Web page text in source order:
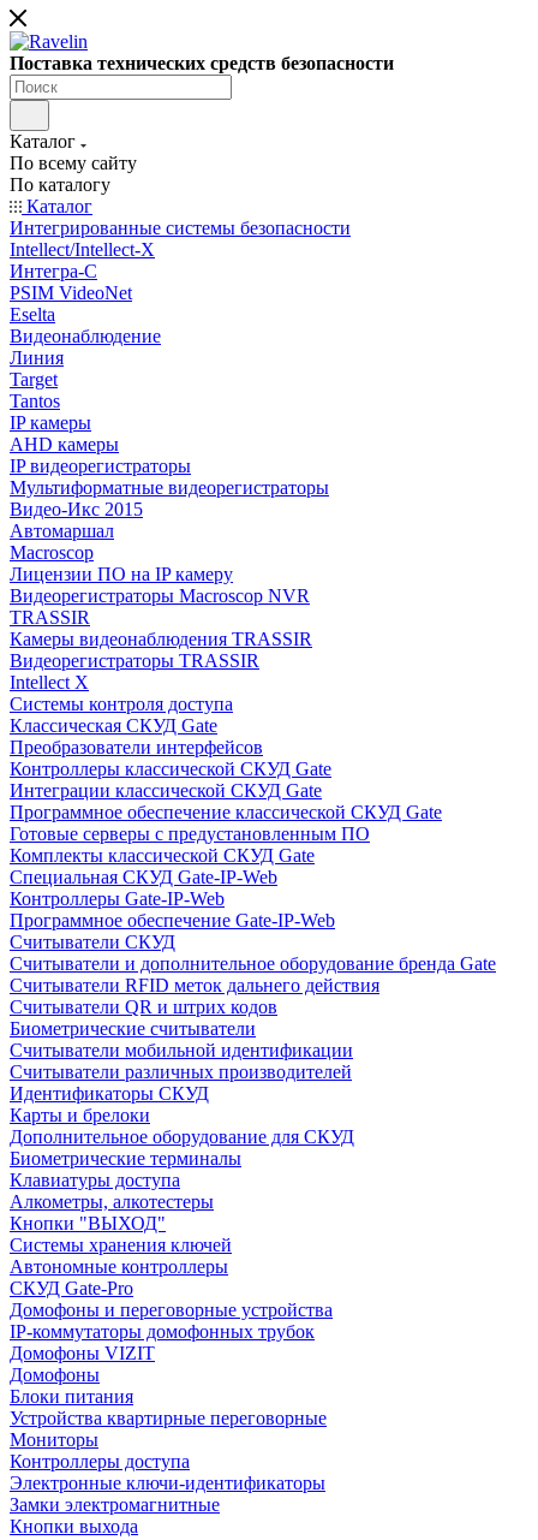
Поставка технических средств безопасности
Каталог
По всему сайту
По каталогу
Каталог
Интегрированные системы безопасности
Intellect/Intellect-X
Интегра-С
PSIM VideoNet
Eselta
Видеонаблюдение
Линия
Target
Tantos
IP камеры
AHD камеры
IP видеорегистраторы
Мультиформатные видеорегистраторы
Видео-Икс 2015
Автомаршал
Macroscop
Лицензии ПО на IP камеру
Видеорегистраторы Macroscop NVR
TRASSIR
Камеры видеонаблюдения TRASSIR
Видеорегистраторы TRASSIR
Intellect X
Системы контроля доступа
Классическая СКУД Gate
Преобразователи интерфейсов
Контроллеры классической СКУД Gate
Интеграции классической СКУД Gate
Программное обеспечение классической СКУД Gate
Готовые серверы с предустановленным ПО
Комплекты классической СКУД Gate
Специальная СКУД Gate-IP-Web
Контроллеры Gate-IP-Web
Программное обеспечение Gate-IP-Web
Считыватели СКУД
Считыватели и дополнительное оборудование бренда Gate
Считыватели RFID меток дальнего действия
Считыватели QR и штрих кодов
Биометрические считыватели
Считыватели мобильной идентификации
Считыватели различных производителей
Идентификаторы СКУД
Карты и брелоки
Дополнительное оборудование для СКУД
Биометрические терминалы
Клавиатуры доступа
Алкометры, алкотестеры
Кнопки "ВЫХОД"
Системы хранения ключей
Автономные контроллеры
СКУД Gate-Pro
Домофоны и переговорные устройства
IP-коммутаторы домофонных трубок
Домофоны VIZIT
Домофоны
Блоки питания
Устройства квартирные переговорные
Мониторы
Контроллеры доступа
Электронные ключи-идентификаторы
Замки электромагнитные
Кнопки выхода